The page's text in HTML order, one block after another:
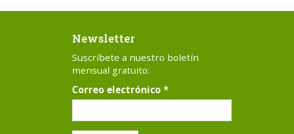
Newsletter
Suscríbete a nuestro boletín
mensual gratuito:
Correo electrónico *